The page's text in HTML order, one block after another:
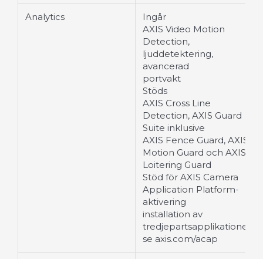
Analytics
Ingår
AXIS Video Motion
Detection,
ljuddetektering,
avancerad
portvakt
Stöds
AXIS Cross Line
Detection, AXIS Guard
Suite inklusive
AXIS Fence Guard, AXIS
Motion Guard och AXIS
Loitering Guard
Stöd för AXIS Camera
Application Platform-
aktivering
installation av
tredjepartsapplikationer,
se axis.com/acap